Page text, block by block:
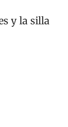
y la silla